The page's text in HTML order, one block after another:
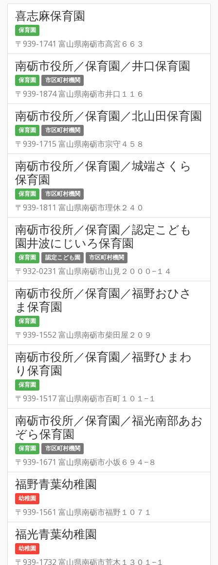
喜志麻保育園
保育園
〒939-1741 富山県南砺市高宮６６３
南砺市役所／保育園／井口保育園
保育園 市区町村機関
〒939-1874 富山県南砺市井口１１６
南砺市役所／保育園／北山田保育園
保育園 市区町村機関
〒939-1715 富山県南砺市宗守４５８
南砺市役所／保育園／城端さくら
保育園
保育園 市区町村機関
〒939-1811 富山県南砺市理休２４０
南砺市役所／保育園／認定こども
園井波にじいろ保育園
保育園 認定こども園 市区町村機関
〒932-0231 富山県南砺市山見２０００−１４
南砺市役所／保育園／福野おひさ
ま保育園
保育園
〒939-1552 富山県南砺市柴田屋２０９
南砺市役所／保育園／福野ひまわ
り保育園
保育園
〒939-1517 富山県南砺市百町１０１−１
南砺市役所／保育園／福光南部あお
ぞら保育園
保育園 市区町村機関
〒939-1671 富山県南砺市小坂６９４−８
福野青葉幼稚園
幼稚園
〒939-1561 富山県南砺市福野１０７１
福光青葉幼稚園
幼稚園
〒939-1732 富山県南砺市荒木１３０１−１